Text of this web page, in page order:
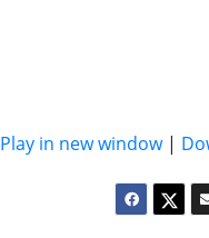
Play in new window|